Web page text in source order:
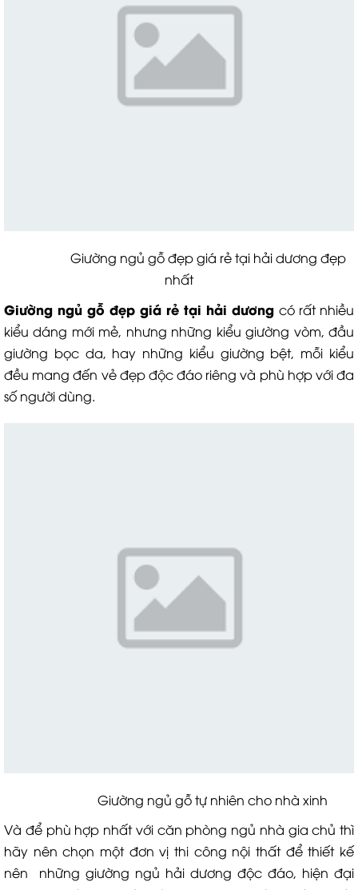
Giường ngủ gỗ đẹp giá rẻ tại hải dương đẹp
nhất
Giường ngủ gỗ đẹp giá rẻ tại hải dương có rất nhiều
kiểu dáng mới mẻ, nhưng những kiểu giường vòm, đầu
giường bọc da, hay những kiểu giường bệt, mỗi kiểu
đều mang đến vẻ đẹp độc đáo riêng và phù hợp với đa
số người dùng.
Giường ngủ gỗ tự nhiên cho nhà xinh
Và để phù hợp nhất với căn phòng ngủ nhà gia chủ thì
hãy nên chọn một đơn vị thi công nội thất để thiết kế
nên những giường ngủ hải dương độc đáo, hiện đại